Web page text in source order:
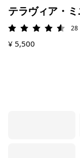
テラヴィア・
評価: 4.6 / 5
28
¥ 5,500